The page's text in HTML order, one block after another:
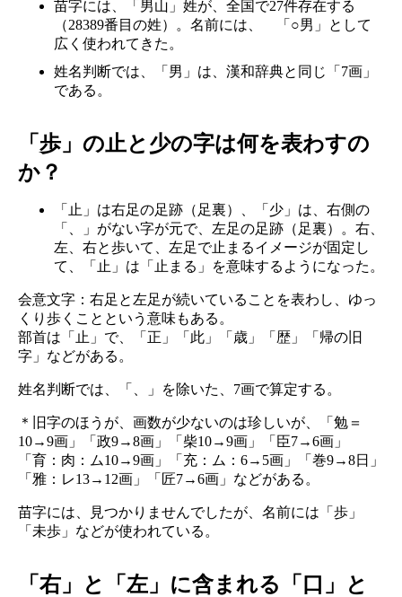
苗字には、「男山」姓が、全国で27件存在する
（28389番目の姓）。名前には、 「○男」として
広く使われてきた。
姓名判断では、「男」は、漢和辞典と同じ「7画」
である。
「歩」の止と少の字は何を表わすの
か？
「止」は右足の足跡（足裏）、「少」は、右側の
「、」がない字が元で、左足の足跡（足裏）。右、
左、右と歩いて、左足で止まるイメージが固定し
て、「止」は「止まる」を意味するようになった。
会意文字：右足と左足が続いていることを表わし、ゆっ
くり歩くことという意味もある。
部首は「止」で、「正」「此」「歳」「歴」「帰の旧
字」などがある。
姓名判断では、「、」を除いた、7画で算定する。
＊旧字のほうが、画数が少ないのは珍しいが、「勉＝
10→9画」「政9→8画」「柴10→9画」「臣7→6画」
「育：肉：ム10→9画」「充：ム：6→5画」「巻9→8日」
「雅：レ13→12画」「匠7→6画」などがある。
苗字には、見つかりませんでしたが、名前には「歩」
「未歩」などが使われている。
「右」と「左」に含まれる「口」と